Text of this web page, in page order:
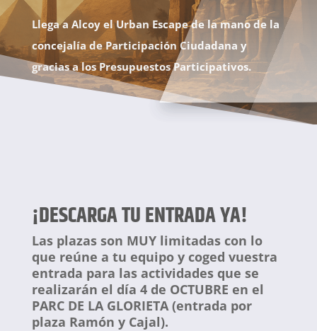
Llega a Alcoy el Urban Escape de la mano de la
concejalía de Participación Ciudadana y
gracias a los Presupuestos Participativos.
¡DESCARGA TU ENTRADA YA!
Las plazas son MUY limitadas con lo
que reúne a tu equipo y coged vuestra
entrada para las actividades que se
realizarán el día 4 de OCTUBRE en el
PARC DE LA GLORIETA (entrada por
plaza Ramón y Cajal).